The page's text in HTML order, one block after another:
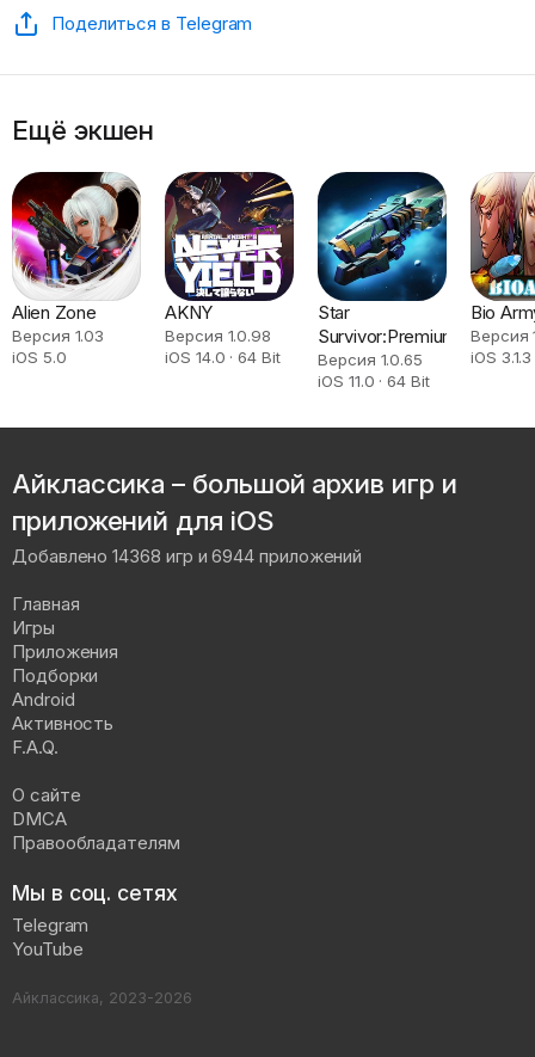
Поделиться в Telegram
Ещё экшен
Alien Zone
Версия 1.03
iOS 5.0
AKNY
Версия 1.0.98
iOS 14.0 · 64 Bit
Star
Survivor:Premium
Версия 1.0.65
iOS 11.0 · 64 Bit
Bio
Версия
iOS 3.1.3
Айклассика – большой архив игр и
приложений для iOS
Добавлено 14368 игр и 6944 приложений
Главная
Игры
Приложения
Подборки
Android
Активность
F.A.Q.
О сайте
DMCA
Правообладателям
Мы в соц. сетях
Telegram
YouTube
Айклассика, 2023-2026